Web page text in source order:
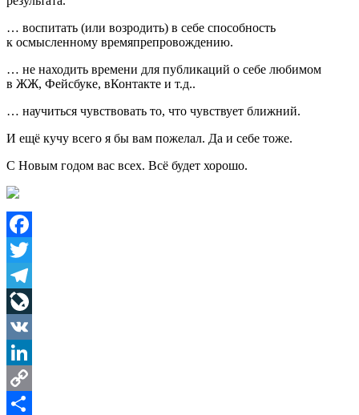
… воспитать (или возродить) в себе способность
к осмысленному времяпрепровождению.
… не находить времени для публикаций о себе любимом
в ЖЖ, Фейсбуке, вКонтакте и т.д..
… научиться чувствовать то, что чувствует ближний.
И ещё кучу всего я бы вам пожелал. Да и себе тоже.
С Новым годом вас всех. Всё будет хорошо.
Facebook
Twitter
Telegram
LiveJournal
VK
LinkedIn
Copy